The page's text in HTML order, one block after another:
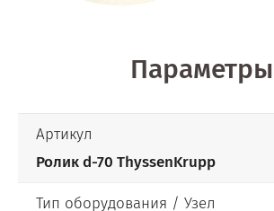
Параметры
Артикул
Ролик d-70 ThyssenKrupp
Тип оборудования / Узел